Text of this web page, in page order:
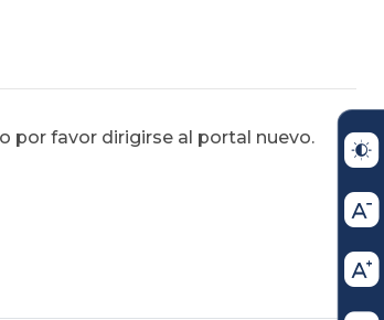
por favor dirigirse al portal nuevo.